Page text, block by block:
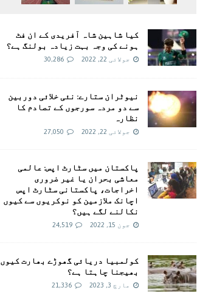
کیا شاہین شاہ آفریدی کے ان فٹ
ہونے کی وجہ بہت زیادہ بولنگ ہے؟
جولائی 22, 2022 30,286
نیوٹران ستارے: نئی خلائی دوربین
سے دو مردہ سورجوں کے تصادم کا
نظارہ
جولائی 22, 2022 27,050
پاکستان میں سٹارٹ اپس: عالمی
معاشی بحران یا غیر ضروری
اخراجات، پاکستانی سٹارٹ اپس
اچانک ملازمین کو نوکریوں سے کیوں
نکالنے لگے ہیں؟
جون 15, 2022 24,519
کولمبیا دریائی گھوڑے بھارت کیوں
بھیجنا چاہتا ہے؟
مارچ 3, 2023 21,336